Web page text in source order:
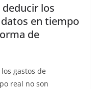
los
en tiempo
de
gastos de
real no son